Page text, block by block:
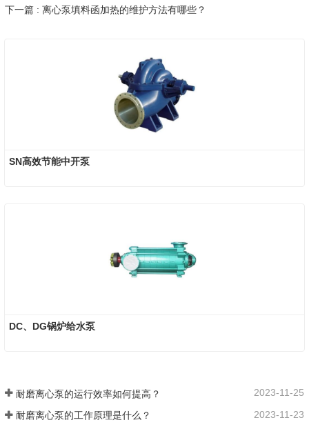
下一篇 : 离心泵填料函加热的维护方法有哪些？
SN高效节能中开泵
DC、DG锅炉给水泵
耐磨离心泵的运行效率如何提高？ 2023-11-25
耐磨离心泵的工作原理是什么？ 2023-11-23